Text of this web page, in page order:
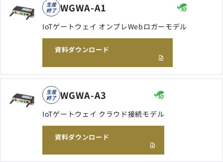
サイトマップ
よくあるご質問 採用情報open_in_new
生産
終了 WGWA-A1
IoTゲートウェイ オンプレWebロガーモデル
資料ダウンロード
生産
終了 WGWA-A3
IoTゲートウェイ クラウド接続モデル
資料ダウンロード